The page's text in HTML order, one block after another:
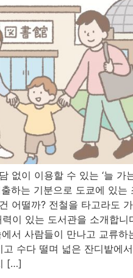
없이 이용할 수 있는 ‘늘 가
하는 기분으로 도쿄에 있는
어떨까? 전철을 타고라도
력이 있는 도서관을 소개합니
서 사람들이 만나고 교류하
고 수다 떨며 넓은 잔디밭에
[…]